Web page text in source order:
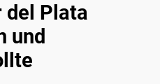
del Plata
und